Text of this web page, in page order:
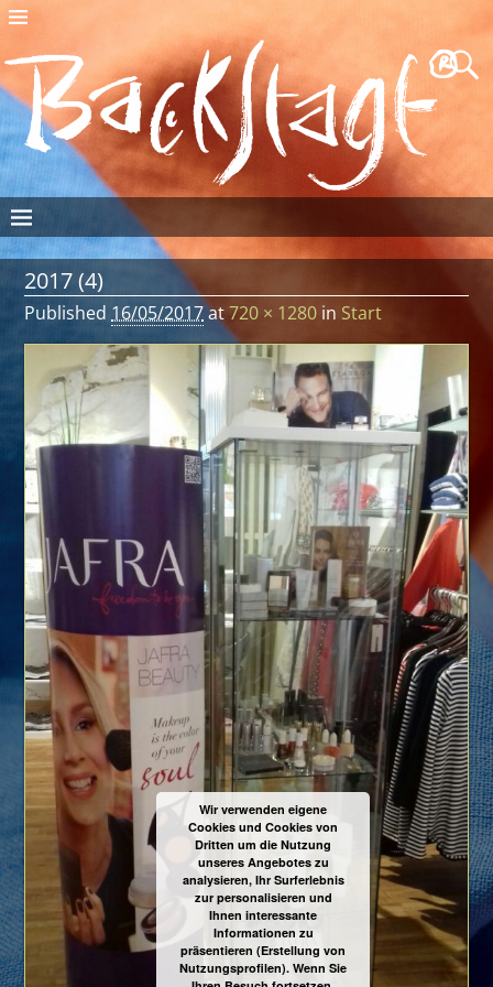
2017 (4)
Published 16/05/2017at720 × 1280 in Start
Wir verwenden eigene
Cookies und Cookies von
Dritten um die Nutzung
unseres Angebotes zu
analysieren, Ihr Surferlebnis
zur personalisieren und
Ihnen interessante
Informationen zu
präsentieren (Erstellung von
Nutzungsprofilen). Wenn Sie